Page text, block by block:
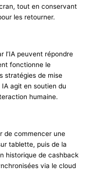
tout en conservant
les retourner.
l’IA peuvent répondre
fonctionne le
stratégies de mise
agit en soutien du
humaine.
de commencer une
tablette, puis de la
historique de cashback
via le cloud